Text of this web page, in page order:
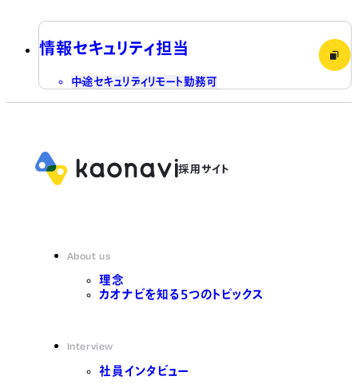
情報セキュリティ担当
中途セキュリティリモート勤務可
About us
理念
カオナビを知る5つのトピックス
Interview
社員インタビュー